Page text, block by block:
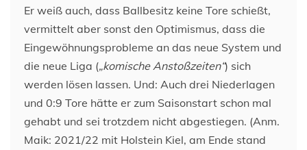
Er weiß auch, dass Ballbesitz keine Tore schießt,
vermittelt aber sonst den Optimismus, dass die
Eingewöhnungsprobleme an das neue System und
die neue Liga („komische Anstoßzeiten“) sich
werden lösen lassen. Und: Auch drei Niederlagen
und 0:9 Tore hätte er zum Saisonstart schon mal
gehabt und sei trotzdem nicht abgestiegen. (Anm.
Maik: 2021/22 mit Holstein Kiel, am Ende stand